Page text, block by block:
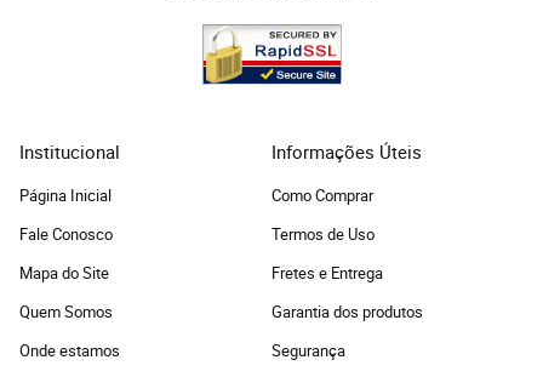
Institucional
Página Inicial
Fale Conosco
Mapa do Site
Quem Somos
Onde estamos
Informações Úteis
Como Comprar
Termos de Uso
Fretes e Entrega
Garantia dos produtos
Segurança